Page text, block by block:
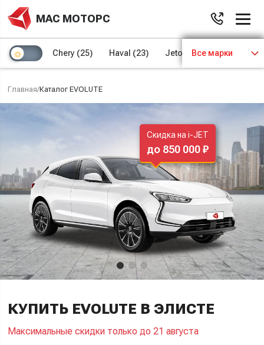
МАС МОТОРС
Chery (25) Haval (23) Jetour (8) Kaiyi (4)
Все марки
Главная/Каталог EVOLUTE
КУПИТЬ EVOLUTE В ЭЛИСТЕ
Максимальные скидки только до 21 августа
Скидка на i-JET
до 850 000 ₽